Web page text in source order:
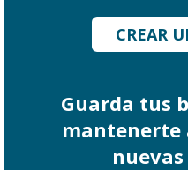
CREAR
Guarda tus
mantenerte